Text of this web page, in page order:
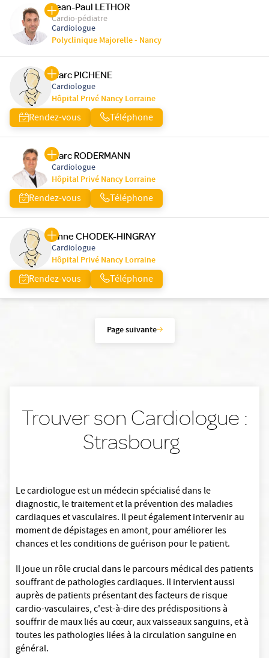
Jean-Paul LETHOR
Cardio-pédiatre
Cardiologue
Polyclinique Majorelle - Nancy
Marc PICHENE
Cardiologue
Hôpital Privé Nancy Lorraine
Rendez-vous Téléphone
Marc RODERMANN
Cardiologue
Hôpital Privé Nancy Lorraine
Rendez-vous Téléphone
Anne CHODEK-HINGRAY
Cardiologue
Hôpital Privé Nancy Lorraine
Rendez-vous Téléphone
Page suivante
Trouver son Cardiologue :
Strasbourg
Le cardiologue est un médecin spécialisé dans le
diagnostic, le traitement et la prévention des maladies
cardiaques et vasculaires. Il peut également intervenir au
moment de dépistages en amont, pour améliorer les
chances et les conditions de guérison pour le patient.
Il joue un rôle crucial dans le parcours médical des patients
souffrant de pathologies cardiaques. Il intervient aussi
auprès de patients présentant des facteurs de risque
cardio-vasculaires, c'est-à-dire des prédispositions à
souffrir de maux liés au cœur, aux vaisseaux sanguins, et à
toutes les pathologies liées à la circulation sanguine en
général.